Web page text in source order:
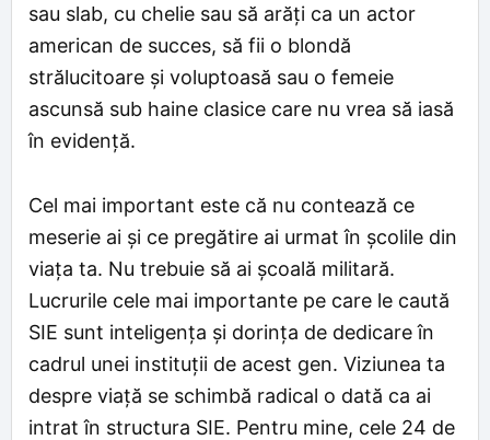
sau slab, cu chelie sau să arăți ca un actor
american de succes, să fii o blondă
strălucitoare și voluptoasă sau o femeie
ascunsă sub haine clasice care nu vrea să iasă
în evidență.
Cel mai important este că nu contează ce
meserie ai și ce pregătire ai urmat în școlile din
viața ta. Nu trebuie să ai școală militară.
Lucrurile cele mai importante pe care le caută
SIE sunt inteligența și dorința de dedicare în
cadrul unei instituții de acest gen. Viziunea ta
despre viață se schimbă radical o dată ca ai
intrat în structura SIE. Pentru mine, cele 24 de